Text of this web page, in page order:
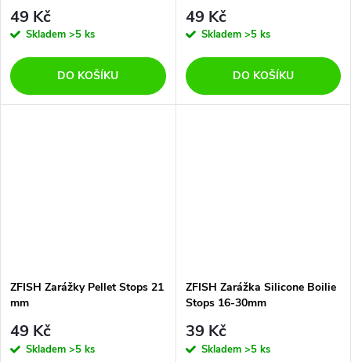
49 Kč
Skladem >5 ks
DO KOŠÍKU
49 Kč
Skladem >5 ks
DO KOŠÍKU
ZFISH Zarážky Pellet Stops 21
mm
49 Kč
Skladem >5 ks
ZFISH Zarážka Silicone Boilie
Stops 16-30mm
39 Kč
Skladem >5 ks